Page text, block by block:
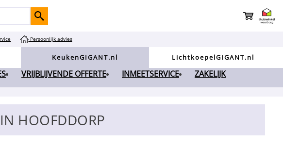
Persoonlijk advies
KeukenGIGANT.nl LichtkoepelGIGANT.nl
VRIJBLIJVENDE OFFERTE INMEETSERVICE ZAKELIJK
HOOFDDORP